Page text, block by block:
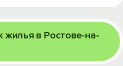
жилья в Ростове-на-